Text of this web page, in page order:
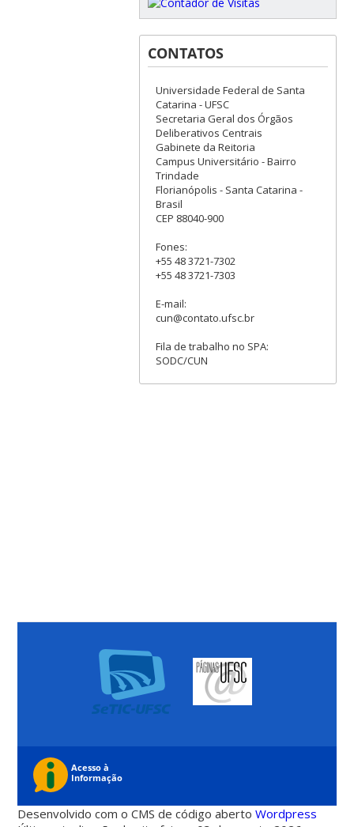
CONTATOS
Universidade Federal de Santa
Catarina - UFSC
Secretaria Geral dos Órgãos
Deliberativos Centrais
Gabinete da Reitoria
Campus Universitário - Bairro
Trindade
Florianópolis - Santa Catarina -
Brasil
CEP 88040-900
Fones:
+55 48 3721-7302
+55 48 3721-7303
E-mail:
cun@contato.ufsc.br
Fila de trabalho no SPA:
SODC/CUN
Desenvolvido com o CMS de código abertoWordpress